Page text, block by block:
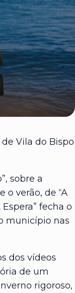
Vila do Bispo
sobre a
o verão, de “A
fecha o
município nas
dos vídeos
de um
rigoroso,